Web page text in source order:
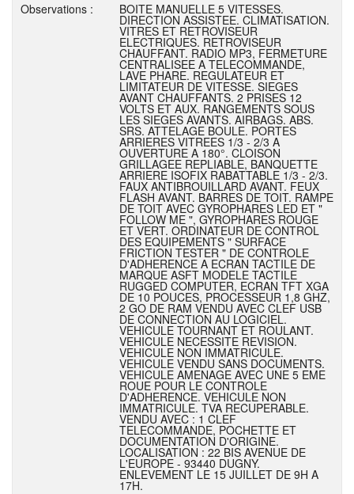
Observations :
BOITE MANUELLE 5 VITESSES.
DIRECTION ASSISTEE. CLIMATISATION.
VITRES ET RETROVISEUR
ELECTRIQUES. RETROVISEUR
CHAUFFANT. RADIO MP3, FERMETURE
CENTRALISEE A TELECOMMANDE,
LAVE PHARE. REGULATEUR ET
LIMITATEUR DE VITESSE. SIEGES
AVANT CHAUFFANTS. 2 PRISES 12
VOLTS ET AUX. RANGEMENTS SOUS
LES SIEGES AVANTS. AIRBAGS. ABS.
SRS. ATTELAGE BOULE. PORTES
ARRIERES VITREES 1/3 - 2/3 A
OUVERTURE A 180°. CLOISON
GRILLAGEE REPLIABLE, BANQUETTE
ARRIERE ISOFIX RABATTABLE 1/3 - 2/3.
FAUX ANTIBROUILLARD AVANT. FEUX
FLASH AVANT. BARRES DE TOIT. RAMPE
DE TOIT AVEC GYROPHARES LED ET "
FOLLOW ME ", GYROPHARES ROUGE
ET VERT. ORDINATEUR DE CONTROL
DES EQUIPEMENTS " SURFACE
FRICTION TESTER " DE CONTROLE
D'ADHERENCE A ECRAN TACTILE DE
MARQUE ASFT MODELE TACTILE
RUGGED COMPUTER, ECRAN TFT XGA
DE 10 POUCES, PROCESSEUR 1,8 GHZ,
2 GO DE RAM VENDU AVEC CLEF USB
DE CONNECTION AU LOGICIEL.
VEHICULE TOURNANT ET ROULANT.
VEHICULE NECESSITE REVISION.
VEHICULE NON IMMATRICULE.
VEHICULE VENDU SANS DOCUMENTS.
VEHICULE AMENAGE AVEC UNE 5 EME
ROUE POUR LE CONTROLE
D'ADHERENCE. VEHICULE NON
IMMATRICULE. TVA RECUPERABLE.
VENDU AVEC : 1 CLEF
TELECOMMANDE, POCHETTE ET
DOCUMENTATION D'ORIGINE.
LOCALISATION : 22 BIS AVENUE DE
L'EUROPE - 93440 DUGNY.
ENLEVEMENT LE 15 JUILLET DE 9H A
17H.